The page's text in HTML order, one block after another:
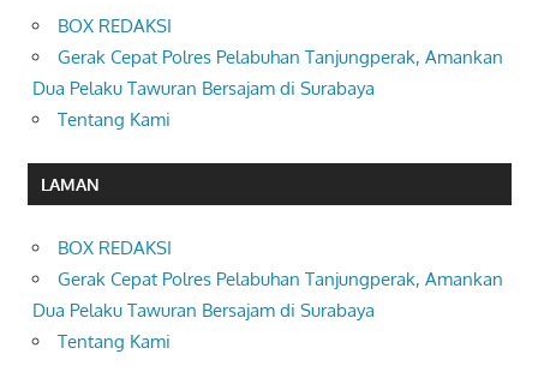
BOX REDAKSI
Gerak Cepat Polres Pelabuhan Tanjungperak, Amankan
Dua Pelaku Tawuran Bersajam di Surabaya
Tentang Kami
LAMAN
BOX REDAKSI
Gerak Cepat Polres Pelabuhan Tanjungperak, Amankan
Dua Pelaku Tawuran Bersajam di Surabaya
Tentang Kami